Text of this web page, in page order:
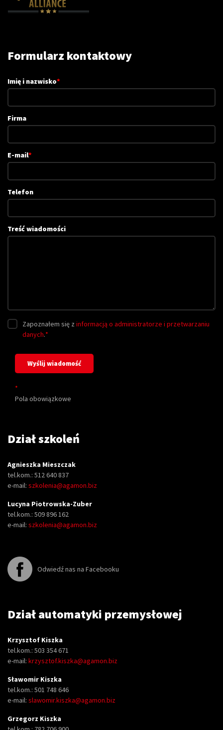
Formularz kontaktowy
Imię i nazwisko*
Firma
E-mail*
Telefon
Treść wiadomości
Zapoznałem się z informacją o administratorze i przetwarzaniu
danych.*
*
Pola obowiązkowe
Dział szkoleń
Agnieszka Mieszczak
tel.kom.: 512 640 837
e-mail: szkolenia@agamon.biz
Lucyna Piotrowska-Zuber
tel.kom.: 509 896 162
e-mail: szkolenia@agamon.biz
Odwiedź nas na Facebooku
Dział automatyki przemysłowej
Krzysztof Kiszka
tel.kom.: 503 354 671
e-mail: krzysztof.kiszka@agamon.biz
Sławomir Kiszka
tel.kom.: 501 748 646
e-mail: slawomir.kiszka@agamon.biz
Grzegorz Kiszka